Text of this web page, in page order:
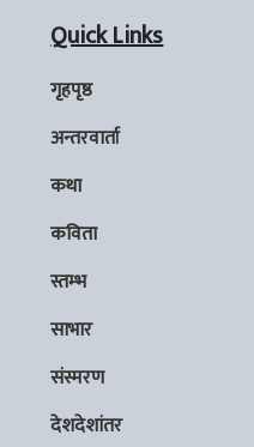
Quick Links
गृहपृष्ठ
अन्तरवार्ता
कथा
कविता
स्तम्भ
साभार
संस्मरण
देशदेशांतर